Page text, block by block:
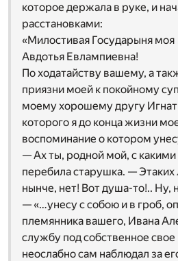
которое держала в руке, и
расстановками:
«Милостивая Государыня моя
Авдотья Евлампиевна!
По ходатайству вашему, а
приязни моей к покойному
моему хорошему другу
которого я до конца жизни
воспоминание о котором
— Ах ты, родной мой, с
перебила старушка. —
нынче, нет! Вот душа-то!.. Ну,
— «…унесу с собою и в гроб,
племянника вашего, Ивана
службу под собственное
неослабно сам наблюдал за